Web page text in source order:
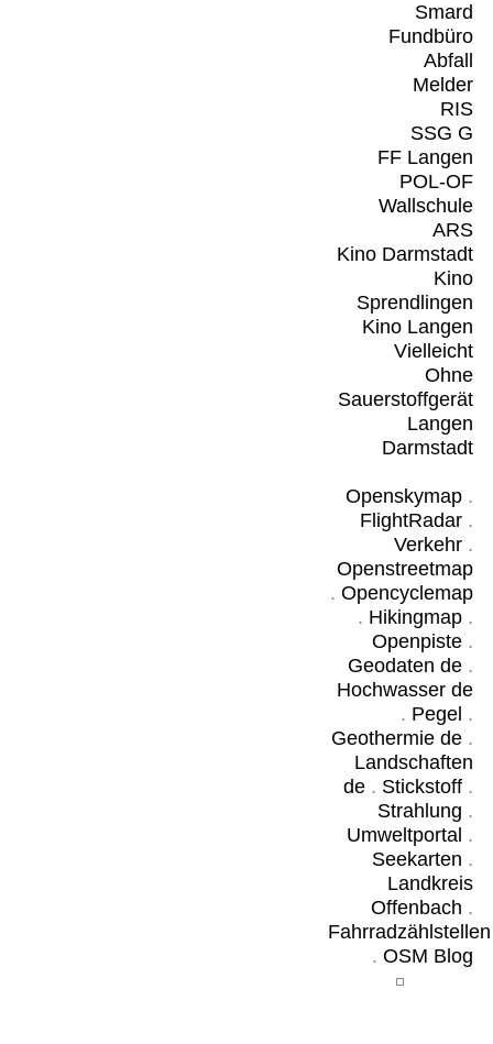
Smard
Fundbüro
Abfall
Melder
RIS
SSG G
FF Langen
POL-OF
Wallschule
ARS
Kino Darmstadt
Kino
Sprendlingen
Kino Langen
Vielleicht
Ohne
Sauerstoffgerät
Langen
Darmstadt
Openskymap.
FlightRadar.
Verkehr.
Openstreetmap
. Opencyclemap
. Hikingmap.
Openpiste.
Geodaten de.
Hochwasser de
. Pegel .
Geothermie de.
Landschaften
de. Stickstoff.
Strahlung .
Umweltportal .
Seekarten .
Landkreis
Offenbach .
Fahrradzählstellen
. OSM Blog